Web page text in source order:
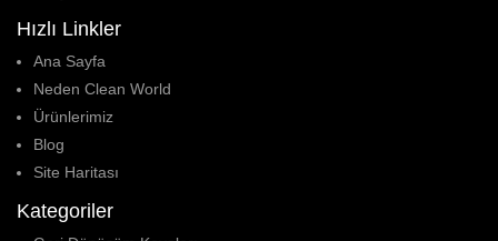
Hızlı Linkler
Ana Sayfa
Neden Clean World
Ürünlerimiz
Blog
Site Haritası
Kategoriler